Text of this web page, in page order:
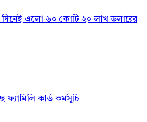
দিনেই এলো ৬০ কোটি ২০ লাখ ডলারের
কার্ড কর্মসূচি